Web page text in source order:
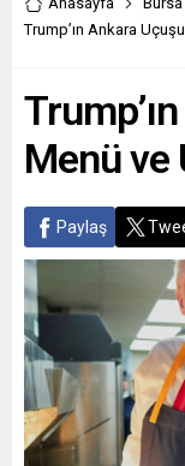
Trump’ın Ankara
Menü ve
Paylaş